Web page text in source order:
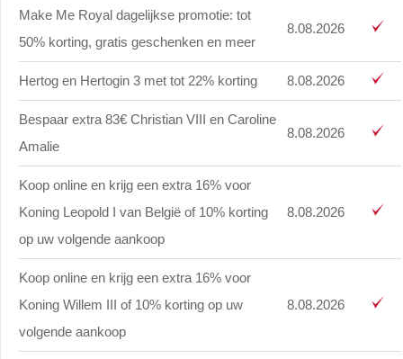
Make Me Royal dagelijkse promotie: tot
50% korting, gratis geschenken en meer
8.08.2026
Hertog en Hertogin 3 met tot 22% korting 8.08.2026
Bespaar extra 83€ Christian VIII en Caroline
Amalie
8.08.2026
Koop online en krijg een extra 16% voor
Koning Leopold I van België of 10% korting
op uw volgende aankoop
8.08.2026
Koop online en krijg een extra 16% voor
Koning Willem III of 10% korting op uw
volgende aankoop
8.08.2026